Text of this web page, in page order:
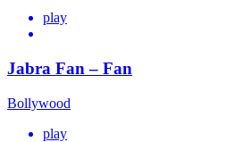
play
Jabra Fan – Fan
Bollywood
play